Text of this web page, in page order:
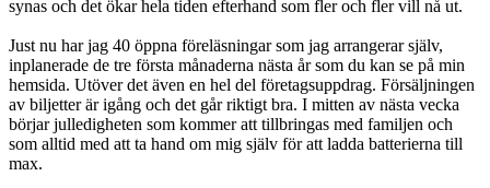
synas och det ökar hela tiden efterhand som fler och fler vill nå ut.
Just nu har jag 40 öppna föreläsningar som jag arrangerar själv,
inplanerade de tre första månaderna nästa år som du kan se på min
hemsida. Utöver det även en hel del företagsuppdrag. Försäljningen
av biljetter är igång och det går riktigt bra. I mitten av nästa vecka
börjar julledigheten som kommer att tillbringas med familjen och
som alltid med att ta hand om mig själv för att ladda batterierna till
max.